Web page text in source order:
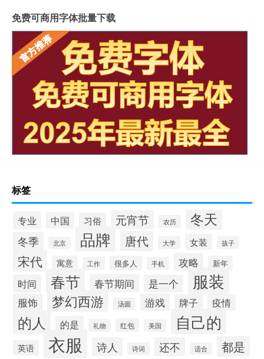
免费可商用字体批量下载
标签
专业 中国 习俗 元宵节 农历 冬天
冬季 北京 品牌 唐代 大学 女装 孩子
宋代 寓意 工作 很多人 手机 攻略 新年
时间 春节 春节期间 是一个 服装
服饰 梦幻西游 汤圆 游戏 牌子 疫情
的人 的是 礼物 红包 美国 自己的
英语 衣服 诗人 诗词 还不 适合 都是